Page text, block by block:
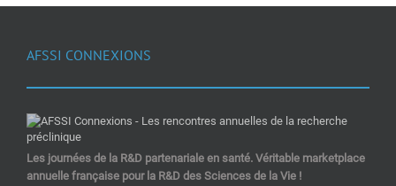
AFSSI CONNEXIONS
Les journées de la R&D partenariale en santé. Véritable marketplace
annuelle française pour la R&D des Sciences de la Vie !